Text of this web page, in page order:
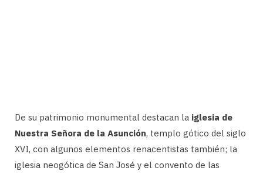
De su patrimonio monumental destacan la iglesia de
Nuestra Señora de la Asunción, templo gótico del siglo
XVI, con algunos elementos renacentistas también; la
iglesia neogótica de San José y el convento de las